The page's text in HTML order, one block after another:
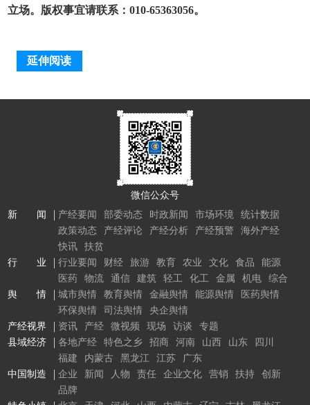
立场。版权事宜请联系：010-65363056。
延伸阅读
微信公众号
新 闻
产经要闻 部委动态 时政新闻 市场环境
统计数据
政策动态
产经评论 产经分析 产经预警
海外产经
快讯
扶贫
行 业
行业要闻 财经 旅游 教育 农业 文化 食品
能源
医药
物流 通信 建筑 轻工 化工 金属 机电
综合
舆 情
城市舆情 教育舆情 金融舆情 能源舆情
医药舆情
环保舆情
司法舆情
央企舆情
产经视界
资讯 产经 微视频 现场 访谈
专题
县域经济
各地产经 特色之乡 招商 河南 山西 山东
四川
福建
内蒙古 黑龙江 江苏
广东
中国制造
企业 新闻 人物 责任 企业文化 营销 扶持
创新
品牌